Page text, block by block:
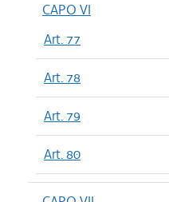
CAPO VI
Art. 77
Art. 78
Art. 79
Art. 80